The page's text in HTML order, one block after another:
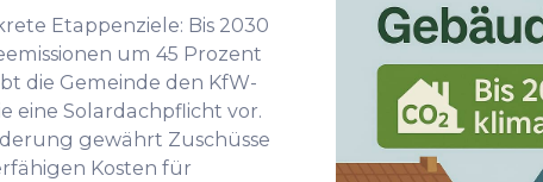
Etappenziele: Bis 2030
um 45 Prozent
die Gemeinde den KfW-
eine Solardachpflicht vor.
gewährt Zuschüsse
Kosten für